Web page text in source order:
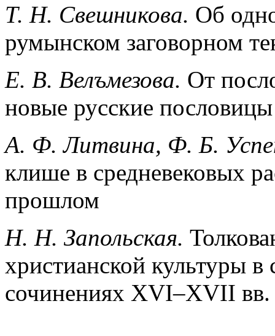
Т. Н. Свешникова. Об
румынском заговорном
Е. В. Велъмезова. От
новые русские пословицы
А. Ф. Литвина, Ф. Б.
клише в средневековых
прошлом
Н. Н. Запольская.
христианской культуры в
сочинениях XVI–XVII вв.